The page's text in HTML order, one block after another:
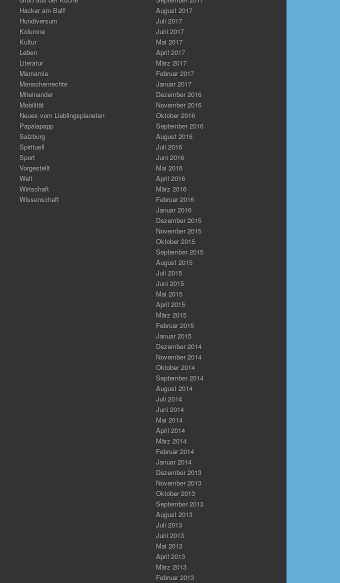
Hacker am Ball!
Hundiversum
Kolumne
Kultur
Leben
Literatur
Mamamia
Menschenrechte
Miteinander
Mobilität
Neues vom Lieblingsplaneten
Papalapapp
Salzburg
Spirituell
Sport
Vorgestellt
Welt
Wirtschaft
Wissenschaft
August 2017
Juli 2017
Juni 2017
Mai 2017
April 2017
März 2017
Februar 2017
Januar 2017
Dezember 2016
November 2016
Oktober 2016
September 2016
August 2016
Juli 2016
Juni 2016
Mai 2016
April 2016
März 2016
Februar 2016
Januar 2016
Dezember 2015
November 2015
Oktober 2015
September 2015
August 2015
Juli 2015
Juni 2015
Mai 2015
April 2015
März 2015
Februar 2015
Januar 2015
Dezember 2014
November 2014
Oktober 2014
September 2014
August 2014
Juli 2014
Juni 2014
Mai 2014
April 2014
März 2014
Februar 2014
Januar 2014
Dezember 2013
November 2013
Oktober 2013
September 2013
August 2013
Juli 2013
Juni 2013
Mai 2013
April 2013
März 2013
Februar 2013